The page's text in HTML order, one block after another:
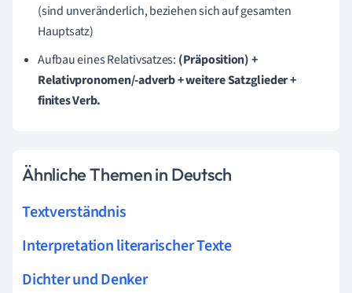
(sind unveränderlich, beziehen sich auf gesamten
Hauptsatz)
Aufbau eines Relativsatzes: (Präposition) +
Relativpronomen/-adverb + weitere Satzglieder +
finites Verb.
Ähnliche Themen in Deutsch
Textverständnis
Interpretation literarischer Texte
Dichter und Denker